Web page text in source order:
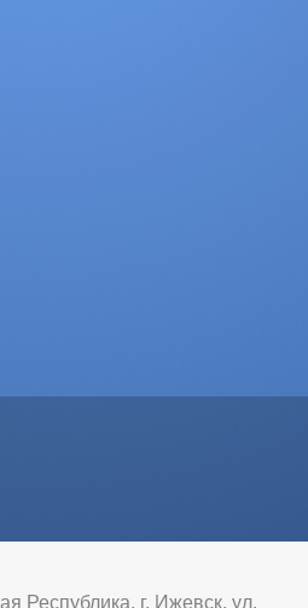
Республика, г. Ижевск, ул.